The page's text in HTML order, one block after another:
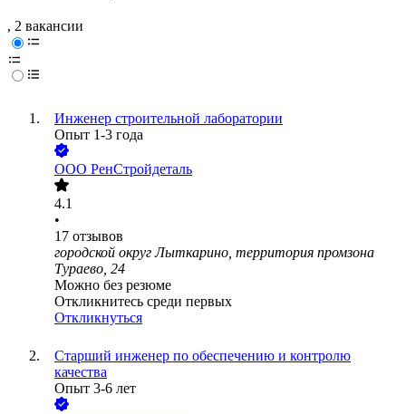
, 2 вакансии
Инженер строительной лаборатории
Опыт 1-3 года
ООО РенСтройдеталь
4.1
•
17 отзывов
городской округ Лыткарино, территория промзона
Тураево, 24
Можно без резюме
Откликнитесь среди первых
Откликнуться
Старший инженер по обеспечению и контролю
качества
Опыт 3-6 лет